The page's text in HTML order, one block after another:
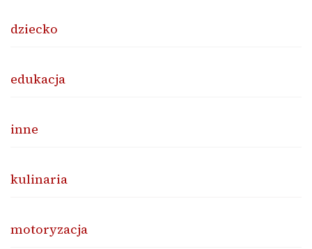
dziecko
edukacja
inne
kulinaria
motoryzacja